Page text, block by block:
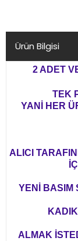
Ürün Bilgisi
2 ADET
TEK
YANİ HER
ALICI
YENİ BASIM
ALMAK